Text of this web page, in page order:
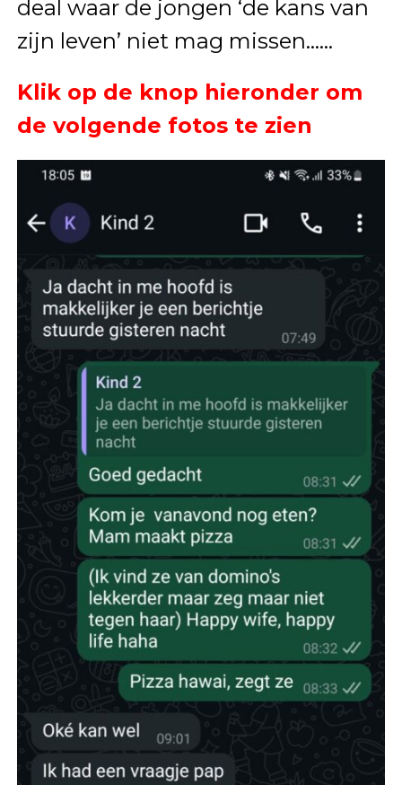
deal waar de jongen ‘de kans van
zijn leven’ niet mag missen……
Klik op de knop hieronder om
de volgende fotos te zien